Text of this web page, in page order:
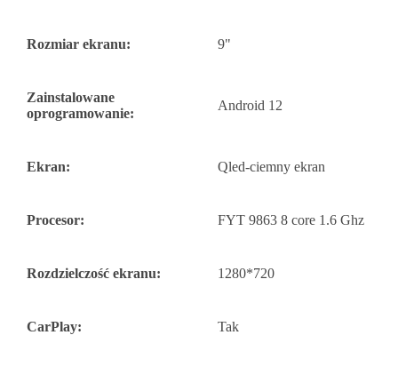
Rozmiar ekranu: 9"
Zainstalowane
oprogramowanie:
Android 12
Ekran: Qled-ciemny ekran
Procesor: FYT 9863 8 core 1.6 Ghz
Rozdzielczość ekranu: 1280*720
CarPlay: Tak